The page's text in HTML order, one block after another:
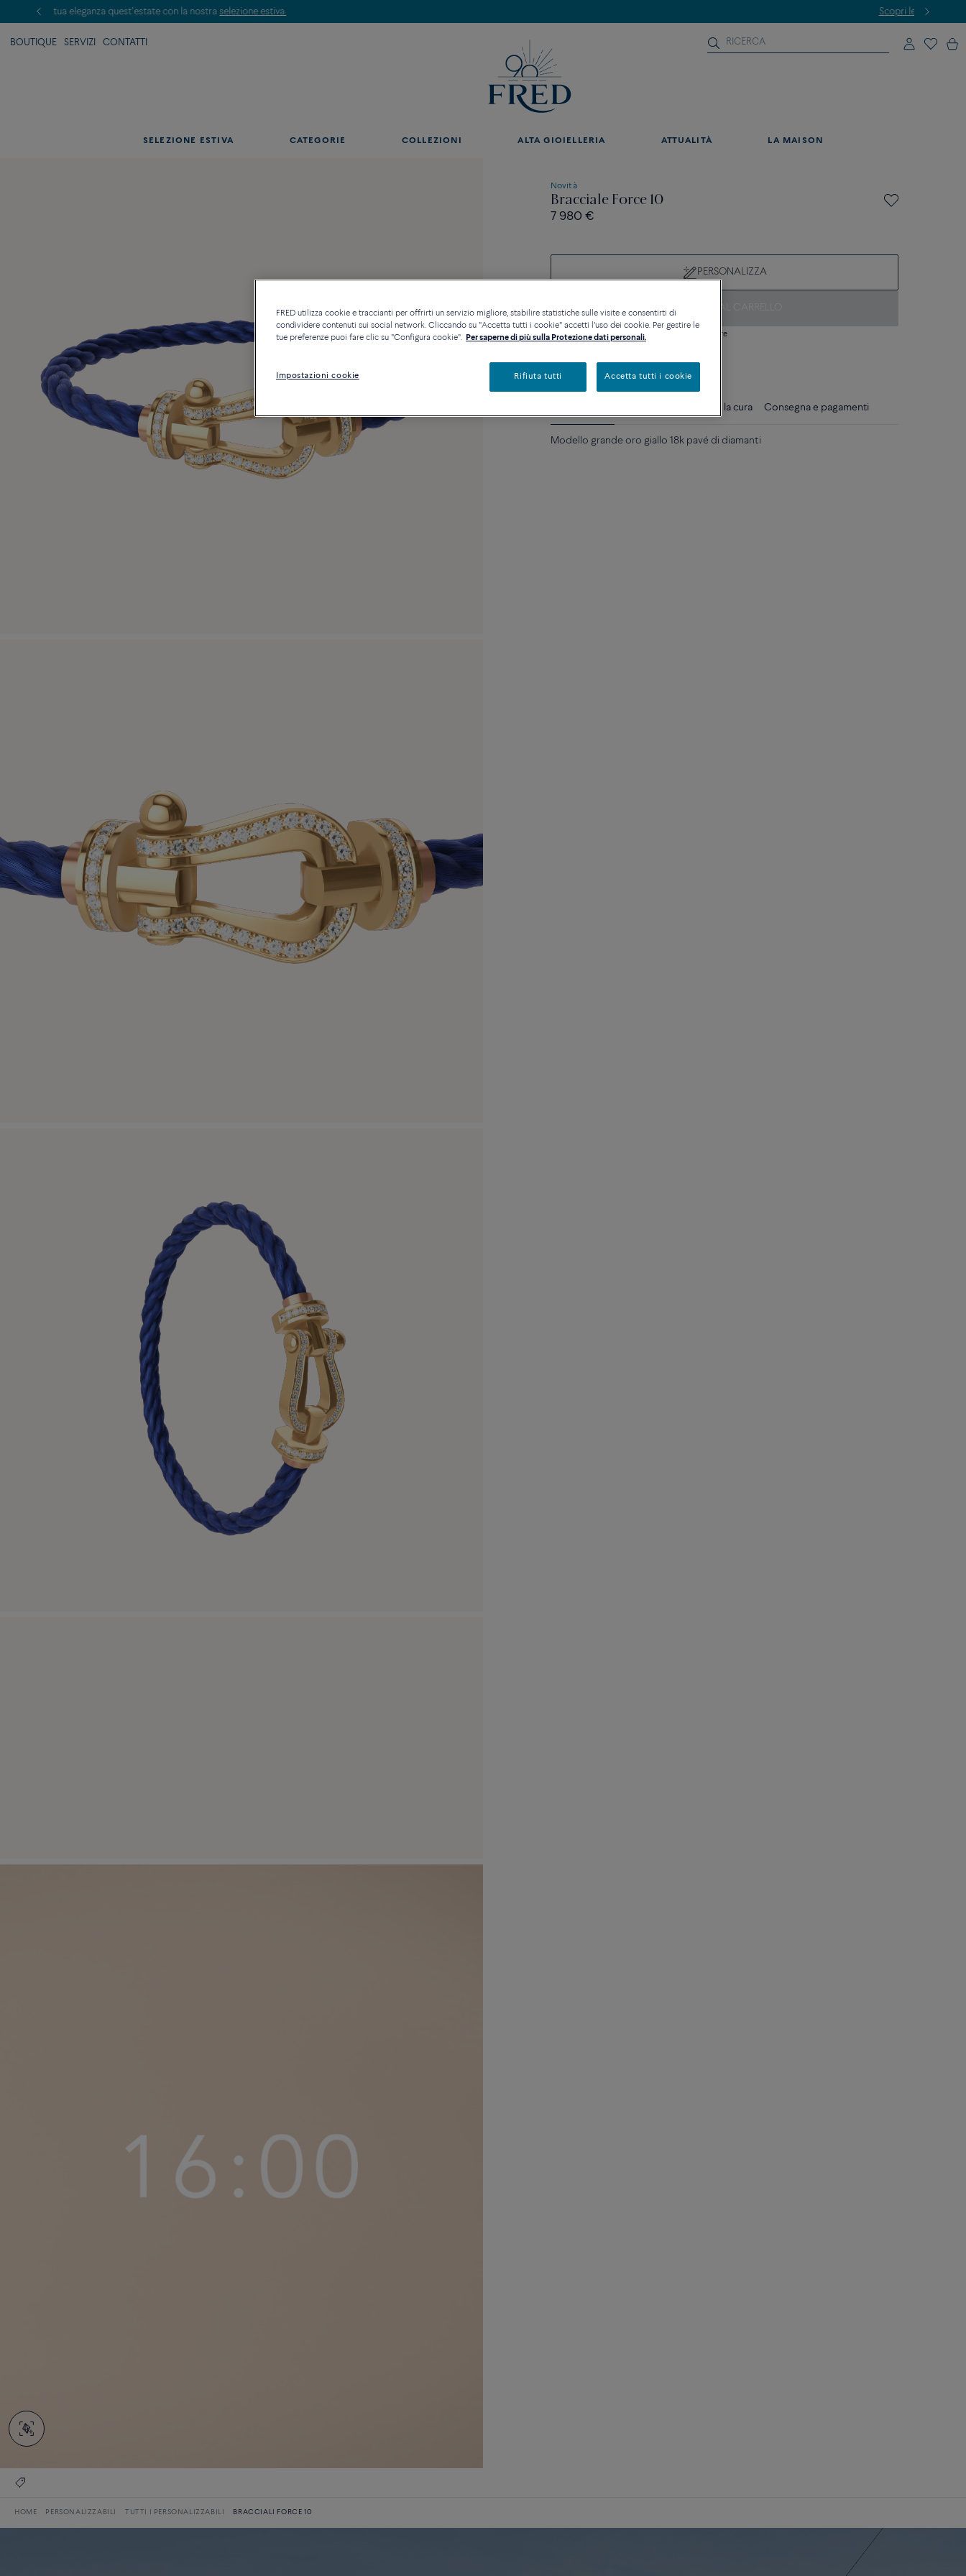
BOUTIQUE SERVIZI CONTATTI
SELEZIONE ESTIVA CATEGORIE COLLEZIONI ALTA GIOIELLERIA ATTUALITÀ LA MAISON
Novità
Bracciale Force 10
7 980 €
PERSONALIZZA
AGGIUNGI AL CARRELLO
Contattataci per qualsiasi domanda sulle misure
Consigli per la cura Consegna e pagamenti
Modello grande oro giallo 18k pavé di diamanti
HOME PERSONALIZZABILI TUTTI I PERSONALIZZABILI BRACCIALI FORCE 10
FRED utilizza cookie e traccianti per offrirti un servizio migliore, stabilire statistiche sulle visite e consentirti di
condividere contenuti sui social network. Cliccando su "Accetta tutti i cookie" accetti l'uso dei cookie. Per gestire le
tue preferenze puoi fare clic su "Configura cookie". Per saperne di più sulla Protezione dati personali.
Impostazioni cookie Rifiuta tutti Accetta tutti i cookie